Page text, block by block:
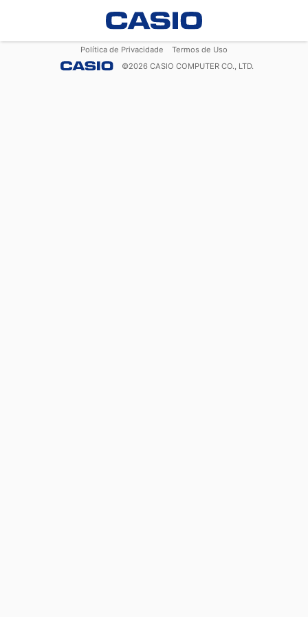
Política de Privacidade
Termos de Uso
©2026 CASIO COMPUTER CO., LTD.